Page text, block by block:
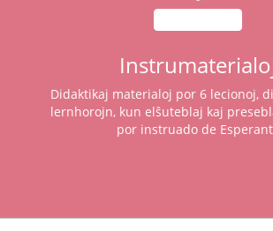
Didaktikaj materialoj por 6 lecionoj,
lernhorojn, kun elŝuteblaj kaj
por instruado de